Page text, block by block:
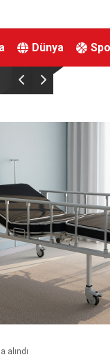
Dünya
Kırkımcıların yaz
alındı